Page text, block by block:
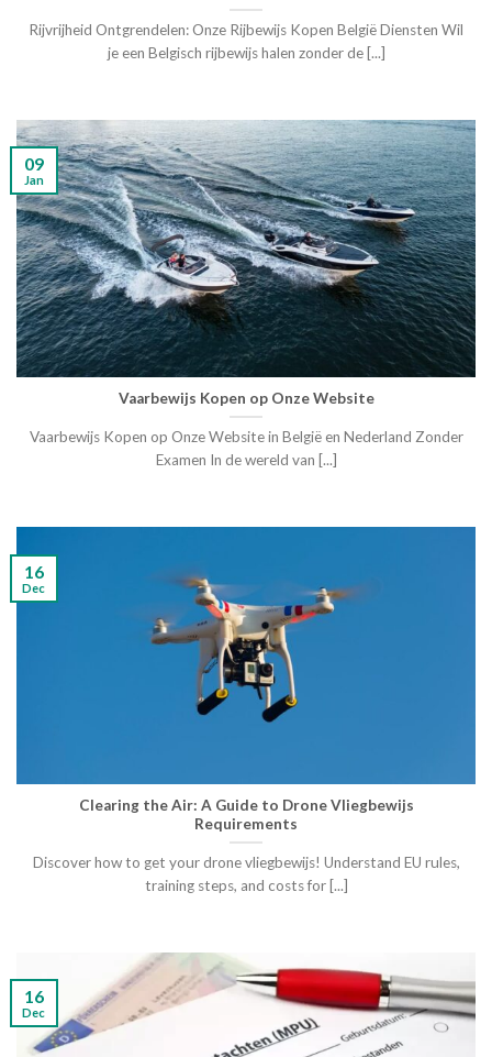
Rijvrijheid Ontgrendelen: Onze Rijbewijs Kopen België Diensten Wil
je een Belgisch rijbewijs halen zonder de [...]
Vaarbewijs Kopen op Onze Website
Vaarbewijs Kopen op Onze Website in België en Nederland Zonder
Examen In de wereld van [...]
09
Jan
Clearing the Air: A Guide to Drone Vliegbewijs
Requirements
Discover how to get your drone vliegbewijs! Understand EU rules,
training steps, and costs for [...]
16
Dec
16
Dec